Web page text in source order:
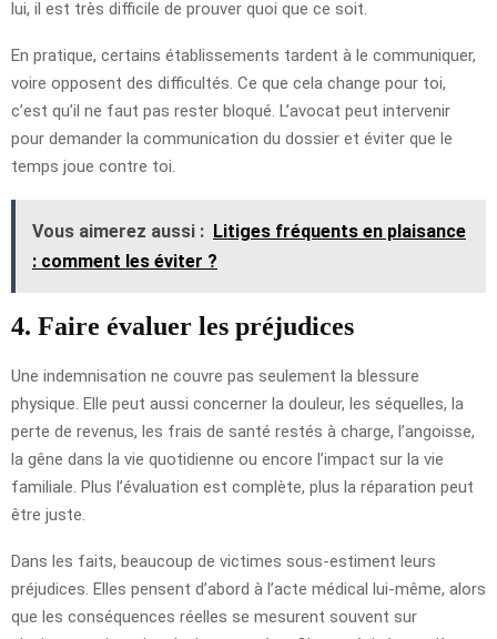
lui, il est très difficile de prouver quoi que ce soit.
En pratique, certains établissements tardent à le communiquer,
voire opposent des difficultés. Ce que cela change pour toi,
c’est qu’il ne faut pas rester bloqué. L’avocat peut intervenir
pour demander la communication du dossier et éviter que le
temps joue contre toi.
Vous aimerez aussi : Litiges fréquents en plaisance
: comment les éviter ?
4. Faire évaluer les préjudices
Une indemnisation ne couvre pas seulement la blessure
physique. Elle peut aussi concerner la douleur, les séquelles, la
perte de revenus, les frais de santé restés à charge, l’angoisse,
la gêne dans la vie quotidienne ou encore l’impact sur la vie
familiale. Plus l’évaluation est complète, plus la réparation peut
être juste.
Dans les faits, beaucoup de victimes sous-estiment leurs
préjudices. Elles pensent d’abord à l’acte médical lui-même, alors
que les conséquences réelles se mesurent souvent sur